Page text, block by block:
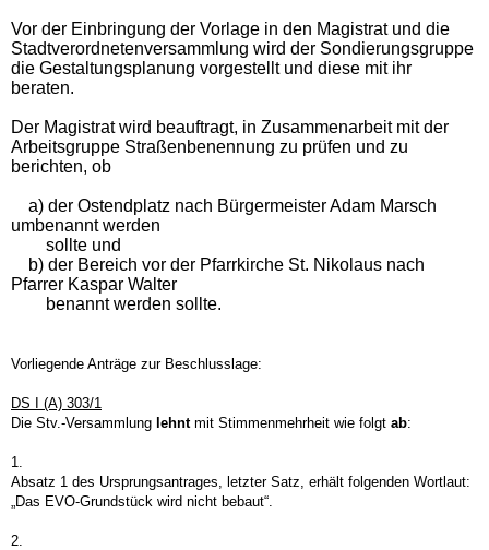
Vor der Einbringung der Vorlage in den Magistrat und die
Stadtverordnetenversammlung wird der Sondierungsgruppe
die Gestaltungsplanung vorgestellt und diese mit ihr
beraten.
Der Magistrat wird beauftragt, in Zusammenarbeit mit der
Arbeitsgruppe Straßenbenennung zu prüfen und zu
berichten, ob
a) der Ostendplatz nach Bürgermeister Adam Marsch
umbenannt werden
sollte und
b) der Bereich vor der Pfarrkirche St. Nikolaus nach
Pfarrer Kaspar Walter
benannt werden sollte.
Vorliegende Anträge zur Beschlusslage:
DS I (A) 303/1
Die Stv.-Versammlung lehntmit Stimmenmehrheit wie folgt ab:
1.
Absatz 1 des Ursprungsantrages, letzter Satz, erhält folgenden Wortlaut:
„Das EVO-Grundstück wird nicht bebaut“.
2.